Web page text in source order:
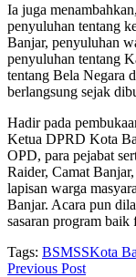
Ia juga
penyuluhan tentang
Banjar, penyuluhan
penyuluhan tentang
tentang Bela Negara
berlangsung sejak
Hadir pada
Ketua DPRD Kota
OPD, para pejabat
Raider, Camat
lapisan warga
Banjar. Acara pun
sasaran program
Tags: BSMSSKota
Previous Post